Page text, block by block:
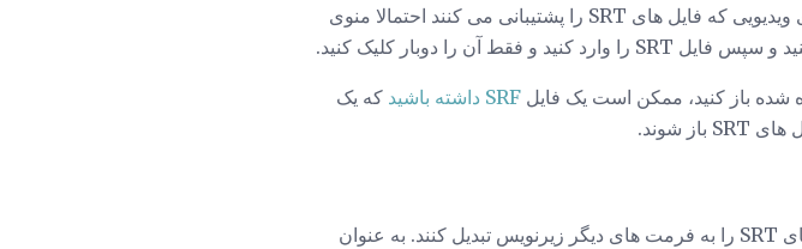
با این حال، به یاد داشته باشید که به دلیل اینکه اکثر پخش کننده های ویدیویی که فایل های SRT را پشتیبانی می کنند احتمالا منوی
شده باز کنید، ممکن است یک فایل SRF داشته باشید
که یک
برخی از ویراستاران SRT و پخش کننده های فوق می توانند فایل های SRT را به فرمت های دیگر زیرنویس تبدیل کنند. به عنوان